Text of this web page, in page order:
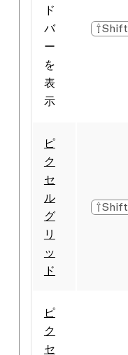
ド
バ
ー
を
表
示
⇧Shift
ピ
ク
セ
ル
グ
リ
ッ
ド
⇧Shift
ピ
ク
セ